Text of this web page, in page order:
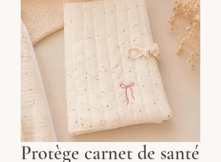
Protège carnet de santé